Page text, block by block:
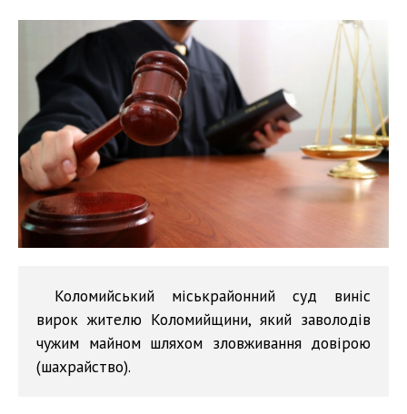
Коломийський міськрайонний суд виніс
вирок жителю Коломийщини, який заволодів
чужим майном шляхом зловживання довірою
(шахрайство).